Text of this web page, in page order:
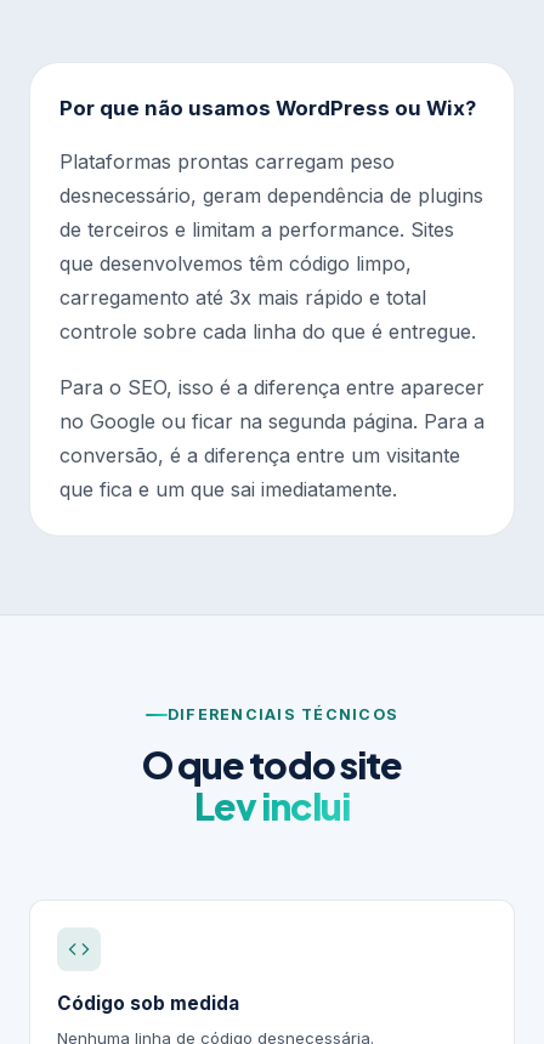
Por que não usamos WordPress ou Wix?
Plataformas prontas carregam peso
desnecessário, geram dependência de plugins
de terceiros e limitam a performance. Sites
que desenvolvemos têm código limpo,
carregamento até 3x mais rápido e total
controle sobre cada linha do que é entregue.
Para o SEO, isso é a diferença entre aparecer
no Google ou ficar na segunda página. Para a
conversão, é a diferença entre um visitante
que fica e um que sai imediatamente.
DIFERENCIAIS TÉCNICOS
O que todo site
Lev inclui
Código sob medida
Nenhuma linha de código desnecessária.